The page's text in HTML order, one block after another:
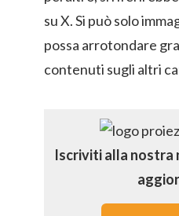
su X. Si può solo
possa arrotondare
contenuti sugli altri
Iscriviti alla nostra